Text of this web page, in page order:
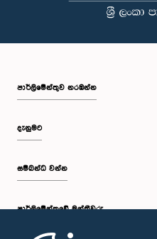
පාර්ලි‌මේන්තුව නරඹන්න
දැනුමට
සම්බන්ධ වන්න
පාර්ලි‌මේන්තුවේ මන්ත්‍රීවරු